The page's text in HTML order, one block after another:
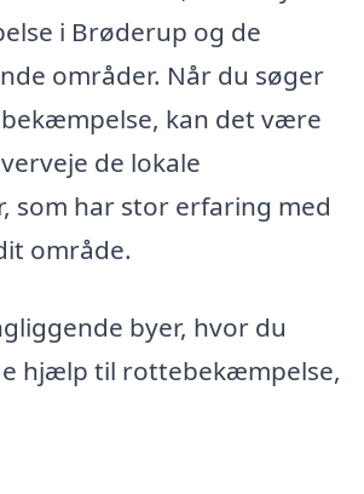
i Brøderup og de
områder. Når du søger
kan det være
de lokale
som har stor erfaring med
område.
byer, hvor du
hjælp til rottebekæmpelse,